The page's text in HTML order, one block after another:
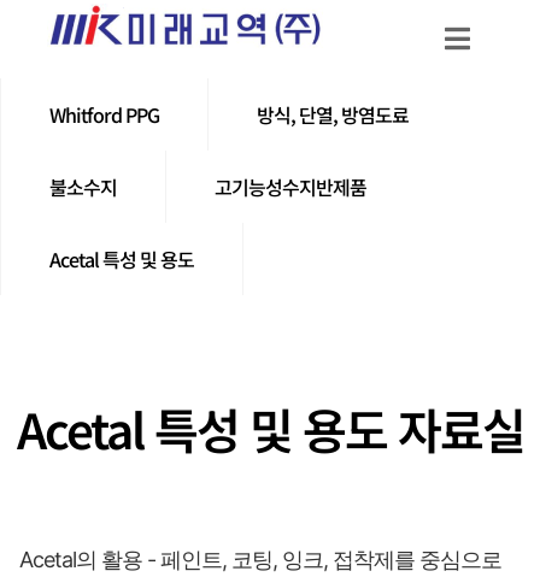
Whitford PPG 방식, 단열, 방염도료
불소수지 고기능성수지반제품
Acetal 특성 및 용도
Acetal 특성 및 용도 자료실
Acetal의 활용 - 페인트, 코팅, 잉크, 접착제를 중심으로